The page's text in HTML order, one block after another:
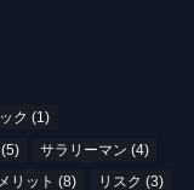
ク (1)
(5) サラリーマン (4)
メリット (8) リスク (3)